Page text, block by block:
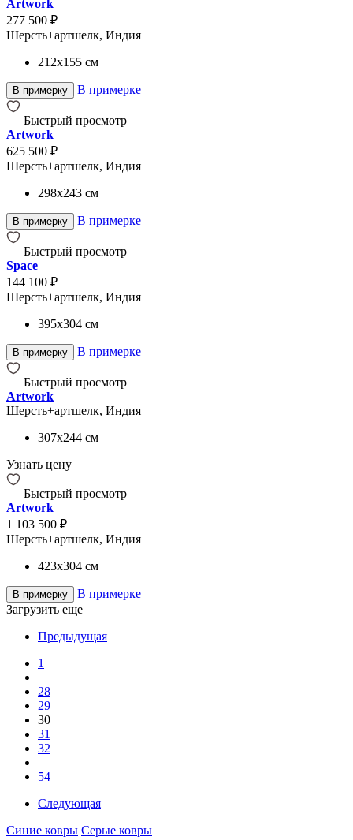
Artwork
277 500 ₽
Шерсть+артшелк, Индия
212x155 см
В примерку В примерке
Быстрый просмотр
Artwork
625 500 ₽
Шерсть+артшелк, Индия
298x243 см
В примерку В примерке
Быстрый просмотр
Space
144 100 ₽
Шерсть+артшелк, Индия
395x304 см
В примерку В примерке
Быстрый просмотр
Artwork
Шерсть+артшелк, Индия
307x244 см
Узнать цену
Быстрый просмотр
Artwork
1 103 500 ₽
Шерсть+артшелк, Индия
423x304 см
В примерку
В примерке
Загрузить еще
Предыдущая
1
28
29
30
31
32
54
Следующая
Синие ковры Серые ковры